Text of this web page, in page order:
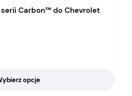
Carbon™ do Chevrolet
opcje